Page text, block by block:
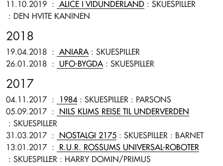
11.10.2019 : ALICE I VIDUNDERLAND : SKUESPILLER
: DEN HVITE KANINEN
2018
19.04.2018 : ANIARA : SKUESPILLER
26.01.2018 : UFO-BYGDA : SKUESPILLER
2017
04.11.2017 : 1984 : SKUESPILLER : PARSONS
05.09.2017 :
NILS KLIMS REISE TIL UNDERVERDEN
: SKUESPILLER
31.03.2017 : NOSTALGI 2175 : SKUESPILLER : BARNET
13.01.2017 :
R.U.R. ROSSUMS UNIVERSAL-ROBOTER
: SKUESPILLER : HARRY DOMIN/PRIMUS